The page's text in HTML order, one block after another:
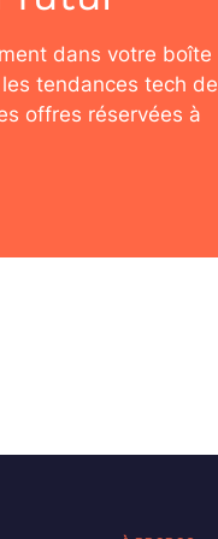
dans votre boîte
tendances tech de
offres réservées à